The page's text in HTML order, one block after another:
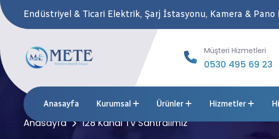
Endüstriyel & Ticari Elektrik, Şarj İstasyonu, Kamera & Pano
Müşteri Hizmetleri
0530 495 69 23
Anasayfa Kurumsal Ürünler Hizmetler
128 Kanal Tv
Anasayfa 128 Kanal Tv Santralimiz